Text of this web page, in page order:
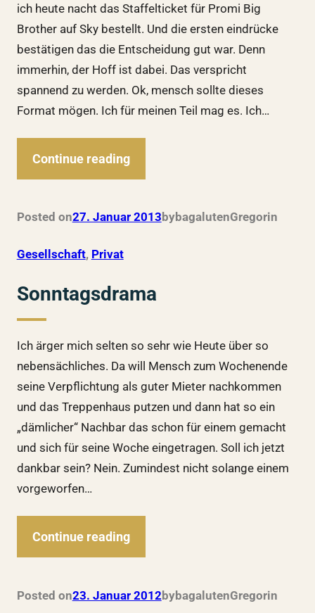
ich heute nacht das Staffelticket für Promi Big
Brother auf Sky bestellt. Und die ersten eindrücke
bestätigen das die Entscheidung gut war. Denn
immerhin, der Hoff ist dabei. Das verspricht
spannend zu werden. Ok, mensch sollte dieses
Format mögen. Ich für meinen Teil mag es. Ich…
Continue reading
Posted on27. Januar 2013 bybagalutenGregorin
Gesellschaft, Privat
Sonntagsdrama
Ich ärger mich selten so sehr wie Heute über so
nebensächliches. Da will Mensch zum Wochenende
seine Verpflichtung als guter Mieter nachkommen
und das Treppenhaus putzen und dann hat so ein
„dämlicher“ Nachbar das schon für einem gemacht
und sich für seine Woche eingetragen. Soll ich jetzt
dankbar sein? Nein. Zumindest nicht solange einem
vorgeworfen…
Continue reading
Posted on23. Januar 2012bybagalutenGregorin